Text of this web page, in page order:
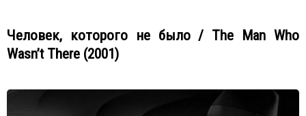
Человек, которого не было / The Man Who
Wasn’t There (2001)